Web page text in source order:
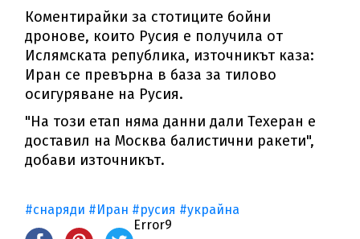
Коментирайки за стотиците бойни
дронове, които Русия е получила от
Ислямската република, източникът каза:
Иран се превърна в база за тилово
осигуряване на Русия.
"На този етап няма данни дали Техеран е
доставил на Москва балистични ракети",
добави източникът.
#снаряди #Иран #русия #украйна
Error9